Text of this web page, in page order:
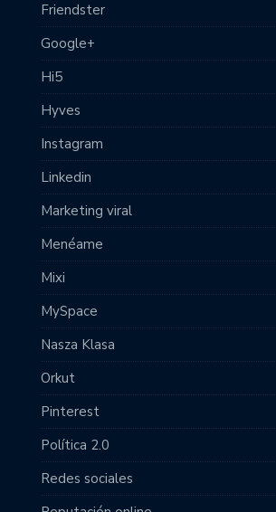
Friendster
Google+
Hi5
Hyves
Instagram
Linkedin
Marketing viral
Menéame
Mixi
MySpace
Nasza Klasa
Orkut
Pinterest
Política 2.0
Redes sociales